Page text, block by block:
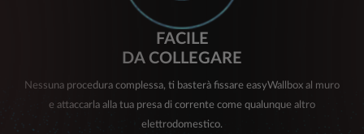
FACILE
DA COLLEGARE
Nessuna procedura complessa, ti basterà fissare easyWallbox al muro
e attaccarla alla tua presa di corrente come qualunque altro
elettrodomestico.